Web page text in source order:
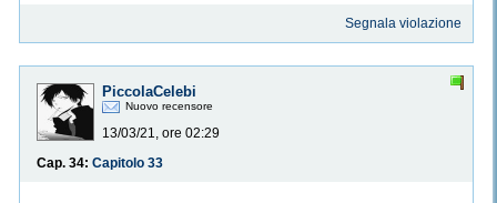
Segnala violazione
PiccolaCelebi
Nuovo recensore
13/03/21, ore 02:29
Cap. 34: Capitolo 33